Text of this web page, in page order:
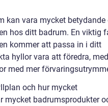
kan vara mycket betydande
hos ditt badrum. En viktig
kommer att passa in i ditt
hyllor vara att föredra,
med mer
och hur mycket
mycket badrumsprodukter